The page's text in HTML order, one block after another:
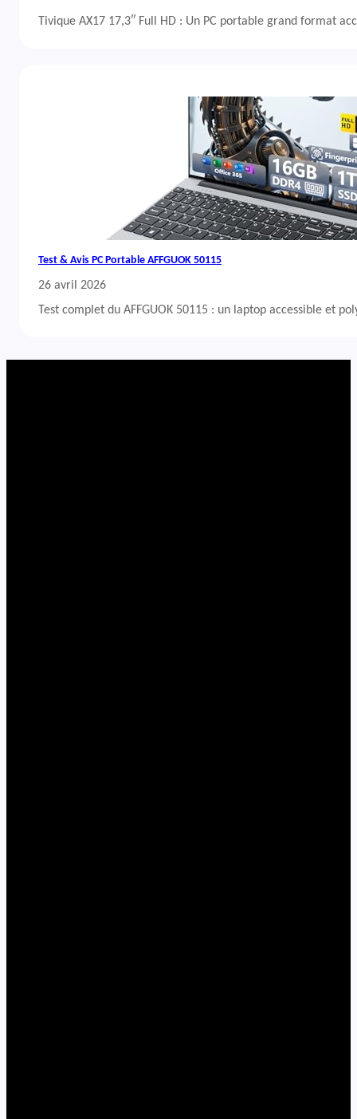
Tivique AX17 17,3″ Full HD : Un PC portable grand format
Test & Avis PC Portable AFFGUOK 50115
26 avril 2026
Test complet du AFFGUOK 50115 : un laptop accessible